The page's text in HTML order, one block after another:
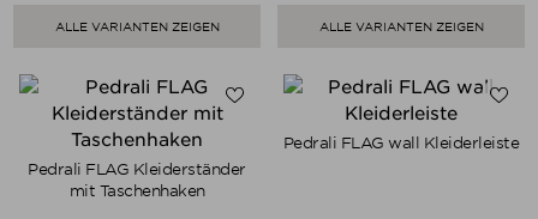
ALLE VARIANTEN ZEIGEN ALLE VARIANTEN ZEIGEN
Pedrali FLAG Kleiderständer
mit Taschenhaken
Pedrali FLAG wall Kleiderleiste